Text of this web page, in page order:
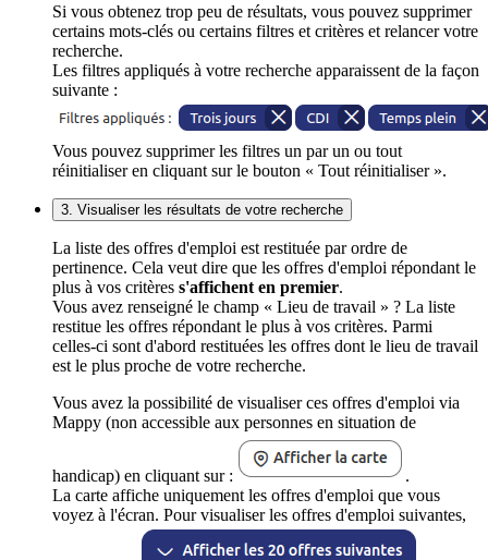
Si vous obtenez trop peu de résultats, vous pouvez supprimer
certains mots-clés ou certains filtres et critères et relancer votre
recherche.
Les filtres appliqués à votre recherche apparaissent de la façon
suivante :
Vous pouvez supprimer les filtres un par un ou tout
réinitialiser en cliquant sur le bouton « Tout réinitialiser ».
3. Visualiser les résultats de votre recherche
La liste des offres d'emploi est restituée par ordre de
pertinence. Cela veut dire que les offres d'emploi répondant le
plus à vos critères s'affichent en premier.
Vous avez renseigné le champ « Lieu de travail » ? La liste
restitue les offres répondant le plus à vos critères. Parmi
celles-ci sont d'abord restituées les offres dont le lieu de travail
est le plus proche de votre recherche.
Vous avez la possibilité de visualiser ces offres d'emploi via
Mappy (non accessible aux personnes en situation de
handicap) en cliquant sur :
.
La carte affiche uniquement les offres d'emploi que vous
voyez à l'écran. Pour visualiser les offres d'emploi suivantes,